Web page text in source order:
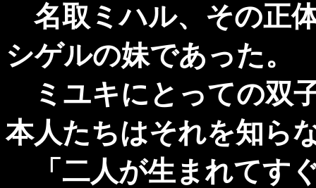
名取ミハル、その正
シゲルの妹であった。
ミユキにとっての双
本人たちはそれを知ら
「二人が生まれてす